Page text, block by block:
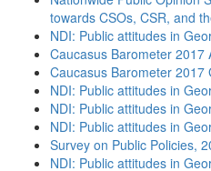
towards CSOs, CSR, and
NDI: Public attitudes in
Caucasus Barometer 2017
Caucasus Barometer 2017
NDI: Public attitudes in
NDI: Public attitudes in
NDI: Public attitudes in
Survey on Public Policies,
NDI: Public attitudes in